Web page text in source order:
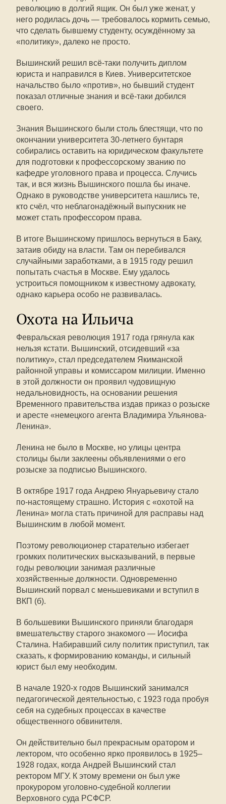
революцию в долгий ящик. Он был уже женат, у
него родилась дочь — требовалось кормить семью,
что сделать бывшему студенту, осуждённому за
«политику», далеко не просто.
Вышинский решил всё-таки получить диплом
юриста и направился в Киев. Университетское
начальство было «против», но бывший студент
показал отличные знания и всё-таки добился
своего.
Знания Вышинского были столь блестящи, что по
окончании университета 30-летнего бунтаря
собирались оставить на юридическом факультете
для подготовки к профессорскому званию по
кафедре уголовного права и процесса. Случись
так, и вся жизнь Вышинского пошла бы иначе.
Однако в руководстве университета нашлись те,
кто счёл, что неблагонадёжный выпускник не
может стать профессором права.
В итоге Вышинскому пришлось вернуться в Баку,
затаив обиду на власти. Там он перебивался
случайными заработками, а в 1915 году решил
попытать счастья в Москве. Ему удалось
устроиться помощником к известному адвокату,
однако карьера особо не развивалась.
Охота на Ильича
Февральская революция 1917 года грянула как
нельзя кстати. Вышинский, отсидевший «за
политику», стал председателем Якиманской
районной управы и комиссаром милиции. Именно
в этой должности он проявил чудовищную
недальновидность, на основании решения
Временного правительства издав приказ о розыске
и аресте «немецкого агента Владимира Ульянова-
Ленина».
Ленина не было в Москве, но улицы центра
столицы были заклеены объявлениями о его
розыске за подписью Вышинского.
В октябре 1917 года Андрею Януарьевичу стало
по-настоящему страшно. История с «охотой на
Ленина» могла стать причиной для расправы над
Вышинским в любой момент.
Поэтому революционер старательно избегает
громких политических высказываний, в первые
годы революции занимая различные
хозяйственные должности. Одновременно
Вышинский порвал с меньшевиками и вступил в
ВКП (б).
В большевики Вышинского приняли благодаря
вмешательству старого знакомого — Иосифа
Сталина. Набиравший силу политик приступил, так
сказать, к формированию команды, и сильный
юрист был ему необходим.
В начале 1920-х годов Вышинский занимался
педагогической деятельностью, с 1923 года пробуя
себя на судебных процессах в качестве
общественного обвинителя.
Он действительно был прекрасным оратором и
лектором, что особенно ярко проявилось в 1925–
1928 годах, когда Андрей Вышинский стал
ректором МГУ. К этому времени он был уже
прокурором уголовно-судебной коллегии
Верховного суда РСФСР.